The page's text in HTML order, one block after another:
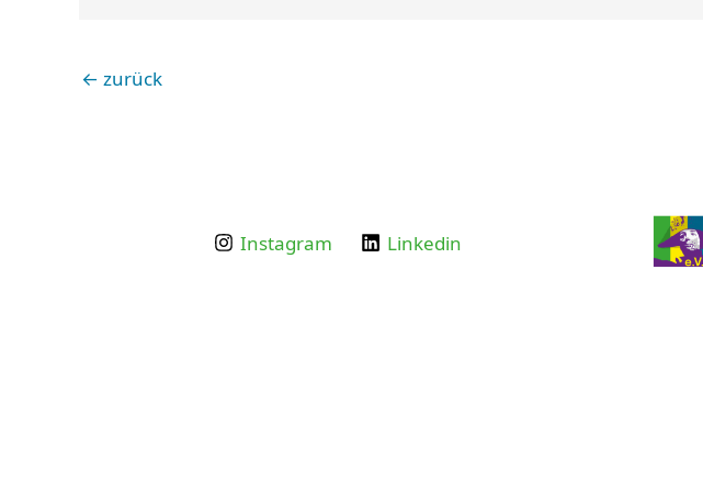
← zurück
Instagram Linkedin